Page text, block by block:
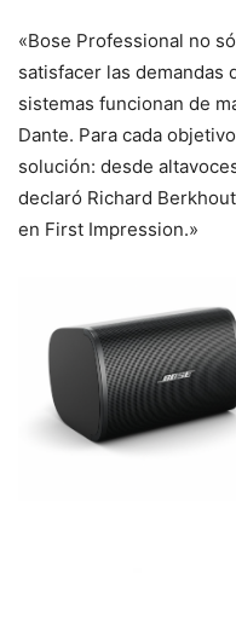
«Bose Professional no
satisfacer las demandas
sistemas funcionan de
Dante. Para cada
solución: desde
declaró Richard
en First Impression.»